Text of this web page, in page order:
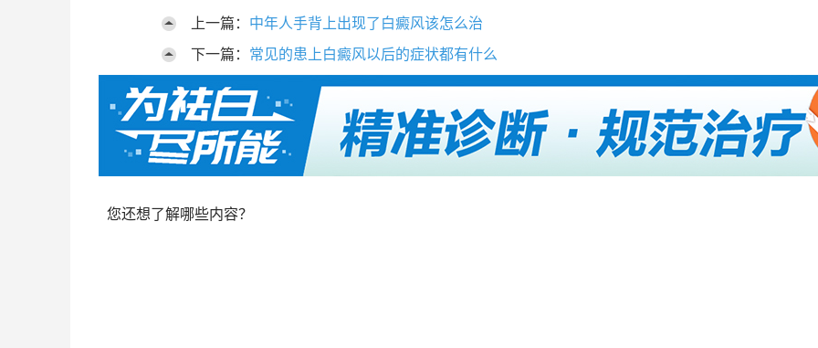
上一篇： 中年人手背上出现了白癜风该怎么治
下一篇： 常见的患上白癜风以后的症状都有什么
您还想了解哪些内容？